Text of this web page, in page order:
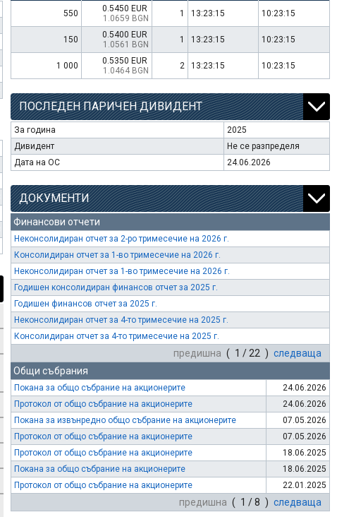
550
0.5450 EUR
1.0659 BGN
1 13:23:15 10:23:15
150
0.5400 EUR
1.0561 BGN
1 13:23:15 10:23:15
1 000
0.5350 EUR
1.0464 BGN
2 13:23:15 10:23:15
ПОСЛЕДЕН ПАРИЧЕН ДИВИДЕНТ
За година
2025
Дивидент
Не се разпределя
Дата на ОС
24.06.2026
ДОКУМЕНТИ
Финансови отчети
Неконсолидиран отчет за 2-ро тримесечие на 2026 г.
Консолидиран отчет за 1-во тримесечие на 2026 г.
Неконсолидиран отчет за 1-во тримесечие на 2026 г.
Годишен консолидиран финансов отчет за 2025 г.
Годишен финансов отчет за 2025 г.
Неконсолидиран отчет за 4-то тримесечие на 2025 г.
Консолидиран отчет за 4-то тримесечие на 2025 г.
предишна ( 1 / 22 ) следваща
Общи събрания
Покана за общо събрание на акционерите
24.06.2026
Протокол от общо събрание на акционерите
24.06.2026
Покана за извънредно общо събрание на акционерите
07.05.2026
Протокол от общо събрание на акционерите
07.05.2026
Протокол от общо събрание на акционерите
18.06.2025
Покана за общо събрание на акционерите
18.06.2025
Протокол от общо събрание на акционерите
22.01.2025
предишна ( 1 / 8 ) следваща